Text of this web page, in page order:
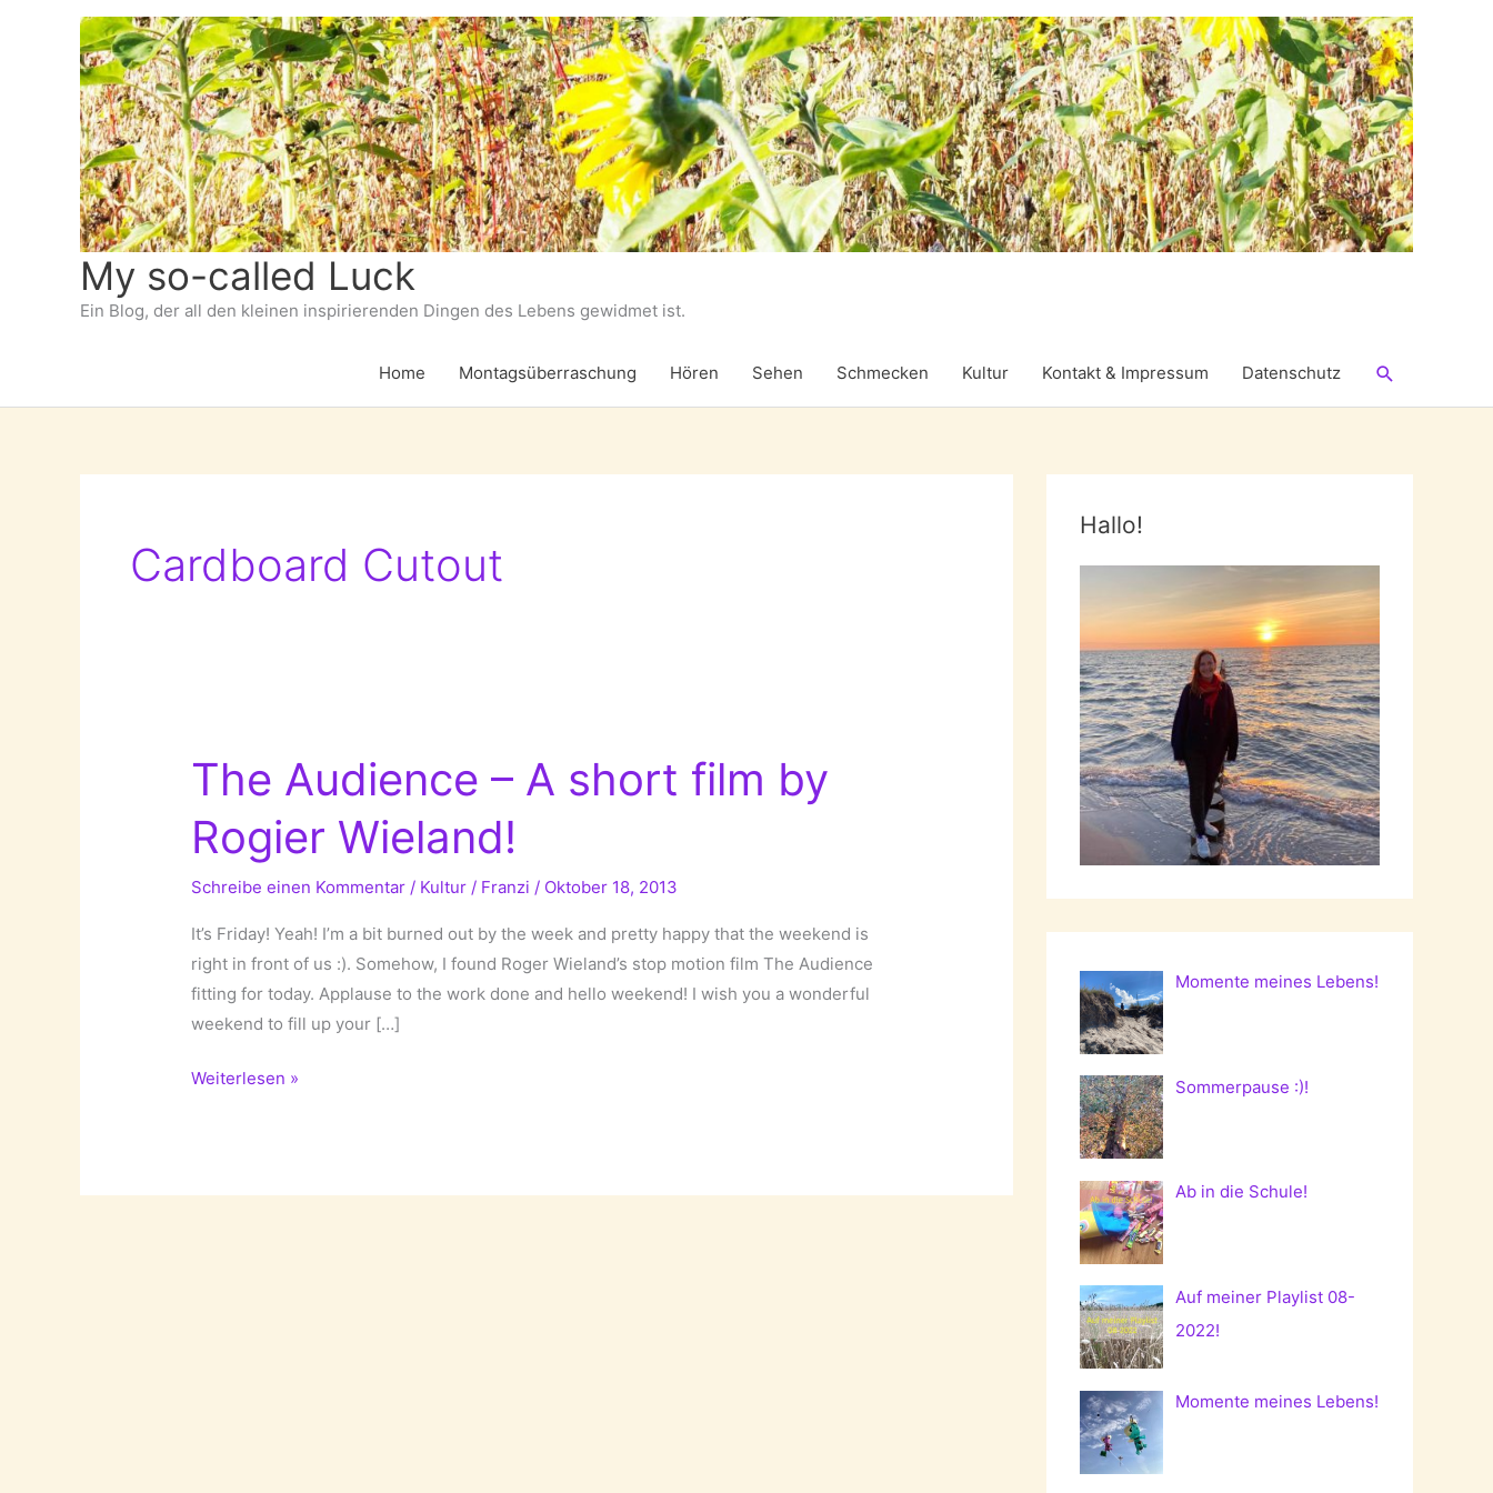
My so-called Luck
Ein Blog, der all den kleinen inspirierenden Dingen des Lebens gewidmet ist.
Home Montagsüberraschung Hören Sehen Schmecken Kultur Kontakt & Impressum Datenschutz Suchen
Cardboard Cutout
The Audience – A short film by
Rogier Wieland!
Schreibe einen Kommentar / Kultur / Franzi / Oktober 18, 2013
It’s Friday! Yeah! I’m a bit burned out by the week and pretty happy that the weekend is
right in front of us :). Somehow, I found Roger Wieland’s stop motion film The Audience
fitting for today. Applause to the work done and hello weekend! I wish you a wonderful
weekend to fill up your […]
The
short
Weiterlesen »
Hallo!
Momente meines Lebens!
Sommerpause :)!
Ab in die Schule!
Auf meiner Playlist 08-
2022!
Momente meines Lebens!